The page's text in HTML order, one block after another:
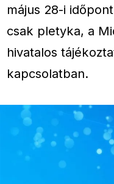
május 28-i
csak pletyka, a
hivatalos
kapcsolatban.